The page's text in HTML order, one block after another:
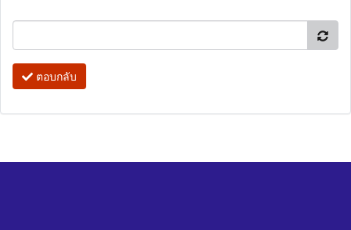
ตอบกลับ